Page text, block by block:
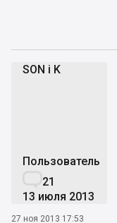
SON i K
Пользователь
21
13 июля 2013
27 ноя 2013 17:53